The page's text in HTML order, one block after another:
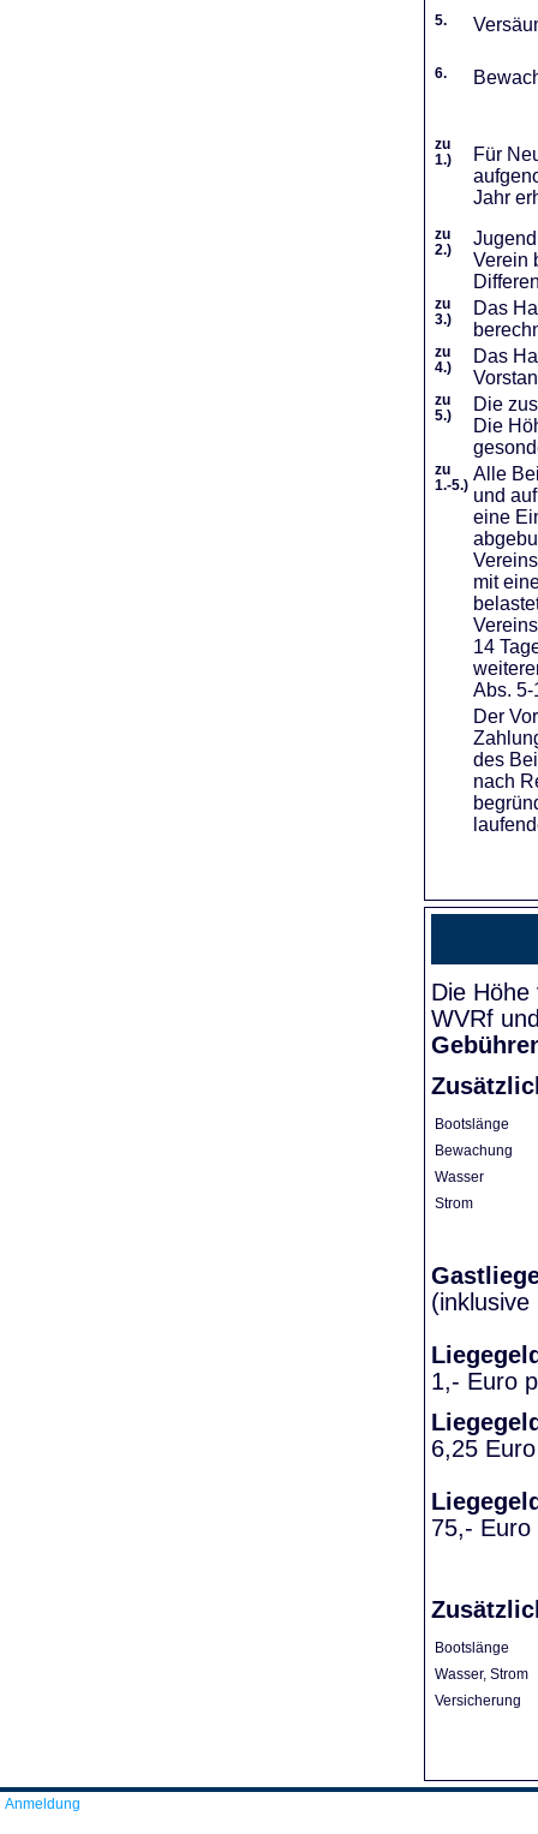
5.
6.
zu
1.)
Für
Jahr
zu
2.)
Verein
zu
3.)
Das
zu
4.)
Das
zu
5.)
Die
Die
zu
1.-5.)
Alle
und
eine
mit
14
Abs.
Der
des
nach
Die
WVRf
Bootslänge
Bewachung
Wasser
Strom
1,- Euro
6,25
75,- Euro
Bootslänge
Wasser, Strom
Versicherung
Anmeldung